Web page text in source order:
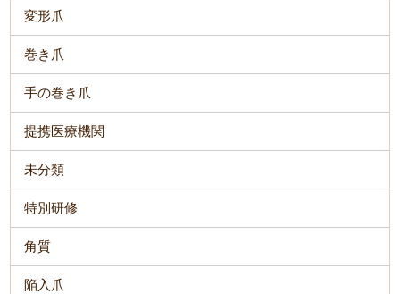
変形爪
巻き爪
手の巻き爪
提携医療機関
未分類
特別研修
角質
陥入爪